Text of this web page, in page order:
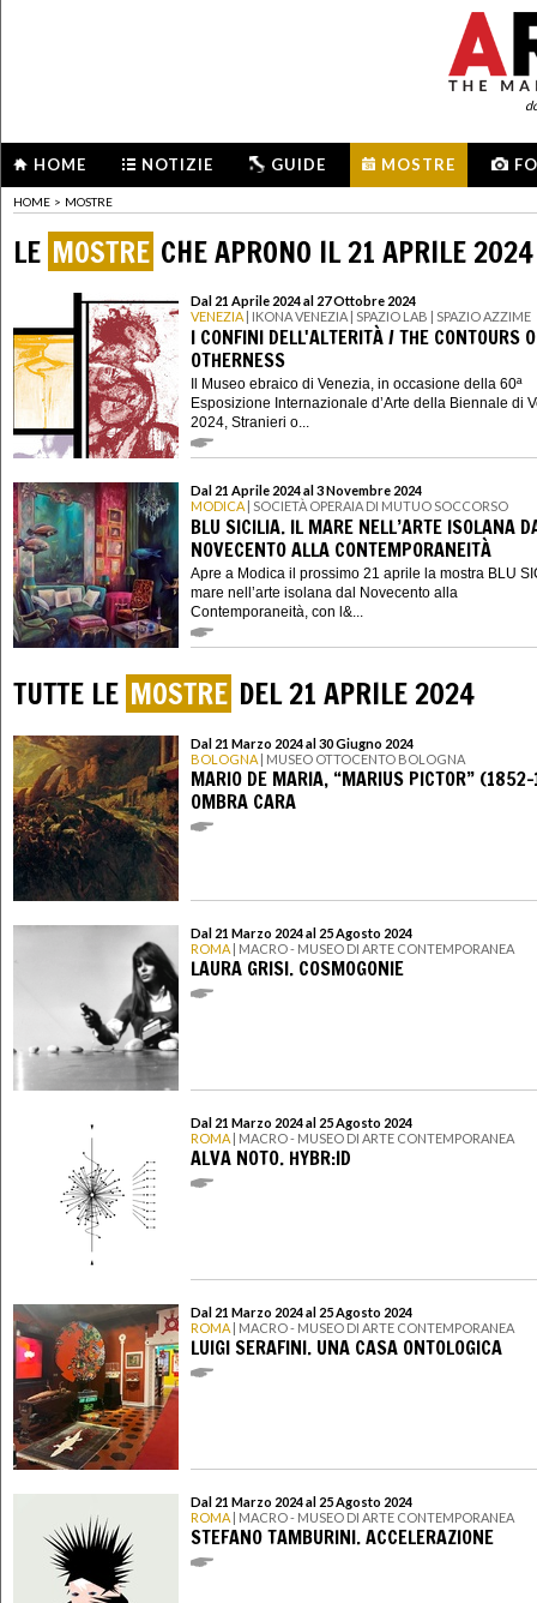
HOME NOTIZIE GUIDE MOSTRE
HOME > MOSTRE
LE MOSTRE CHE APRONO IL 21 APRILE 2024
Dal 21 Aprile 2024 al 27 Ottobre 2024
VENEZIA | IKONA VENEZIA | SPAZIO LAB | SPAZIO AZZIME
I CONFINI DELL'ALTERITÀ / THE CONTOURS
OTHERNESS
Il Museo ebraico di Venezia, in occasione della 60ª
Esposizione Internazionale d’Arte della Biennale di
2024, Stranieri o...
Dal 21 Aprile 2024 al 3 Novembre 2024
MODICA | SOCIETÀ OPERAIA DI MUTUO SOCCORSO
BLU SICILIA. IL MARE NELL’ARTE ISOLANA
NOVECENTO ALLA CONTEMPORANEITÀ
Apre a Modica il prossimo 21 aprile la mostra BLU
mare nell’arte isolana dal Novecento alla
Contemporaneità, con l&...
TUTTE LE MOSTRE DEL 21 APRILE 2024
Dal 21 Marzo 2024 al 30 Giugno 2024
BOLOGNA | MUSEO OTTOCENTO BOLOGNA
MARIO DE MARIA, “MARIUS PICTOR”
OMBRA CARA
Dal 21 Marzo 2024 al 25 Agosto 2024
ROMA | MACRO - MUSEO DI ARTE CONTEMPORANEA
LAURA GRISI. COSMOGONIE
Dal 21 Marzo 2024 al 25 Agosto 2024
ROMA | MACRO - MUSEO DI ARTE CONTEMPORANEA
ALVA NOTO. HYBR:ID
Dal 21 Marzo 2024 al 25 Agosto 2024
ROMA | MACRO - MUSEO DI ARTE CONTEMPORANEA
LUIGI SERAFINI. UNA CASA ONTOLOGICA
Dal 21 Marzo 2024 al 25 Agosto 2024
ROMA | MACRO - MUSEO DI ARTE CONTEMPORANEA
STEFANO TAMBURINI. ACCELERAZIONE